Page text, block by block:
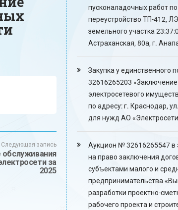
Следующая запись
за
2025
пусконаладочных работ
переустройство ТП-412,
земельного участка
Астраханская, 80а, г.
Закупка у единственного
32616265203
электросетевого
по адресу: г. Краснодар,
для нужд АО
Аукцион № 32616265547 в
на право заключения
субъектами малого и
предпринимательства
разработки проектно-
рабочего проекта и